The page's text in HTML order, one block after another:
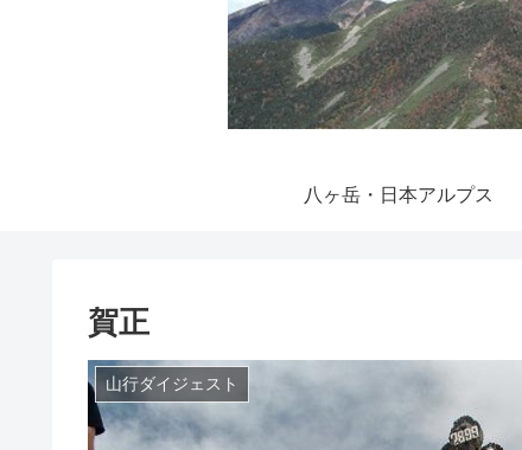
八ヶ岳・日本アルプス
賀正
山行ダイジェスト